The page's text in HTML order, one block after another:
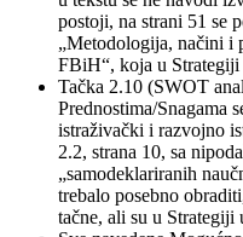
postoji, na strani 51 se
„Metodologija, načini i
FBiH“, koja u Strategiji
Tačka 2.10 (SWOT
Prednostima/Snagama
istraživački i razvojno
2.2, strana 10, sa
„samodeklariranih
trebalo posebno
tačne, ali su u